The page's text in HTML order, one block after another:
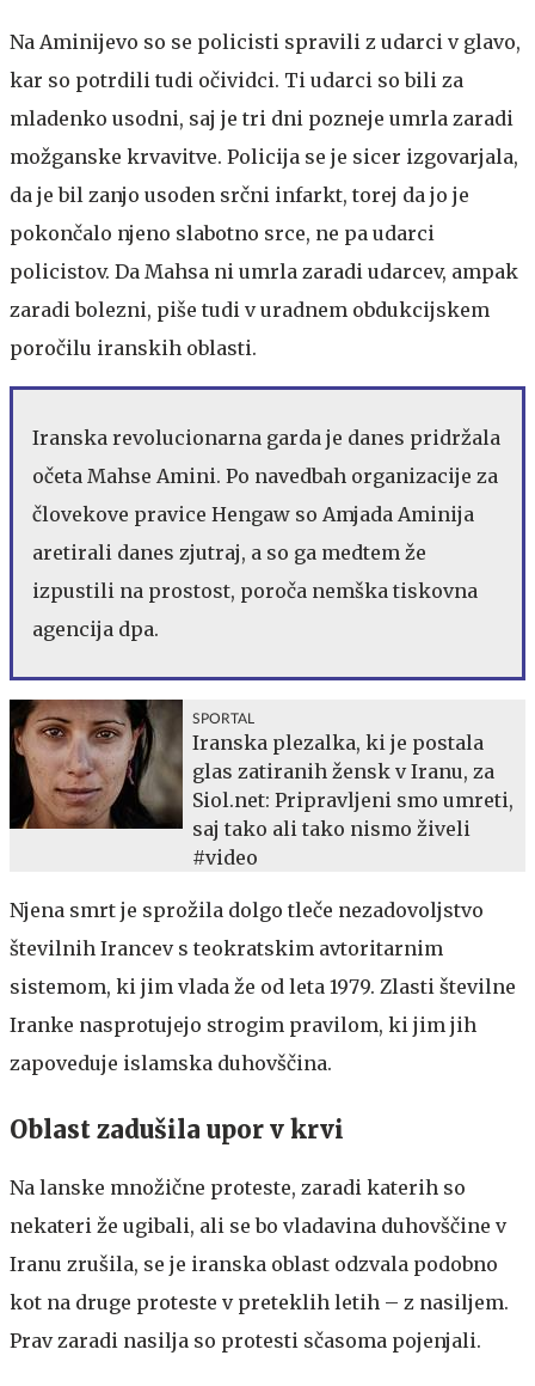
Na Aminijevo so se policisti spravili z udarci v glavo,
kar so potrdili tudi očividci. Ti udarci so bili za
mladenko usodni, saj je tri dni pozneje umrla zaradi
možganske krvavitve. Policija se je sicer izgovarjala,
da je bil zanjo usoden srčni infarkt, torej da jo je
pokončalo njeno slabotno srce, ne pa udarci
policistov. Da Mahsa ni umrla zaradi udarcev, ampak
zaradi bolezni, piše tudi v uradnem obdukcijskem
poročilu iranskih oblasti.
Iranska revolucionarna garda je danes pridržala
očeta Mahse Amini. Po navedbah organizacije za
človekove pravice Hengaw so Amjada Aminija
aretirali danes zjutraj, a so ga medtem že
izpustili na prostost, poroča nemška tiskovna
agencija dpa.
SPORTAL
Iranska plezalka, ki je postala
glas zatiranih žensk v Iranu, za
Siol.net: Pripravljeni smo umreti,
saj tako ali tako nismo živeli
#video
Njena smrt je sprožila dolgo tleče nezadovoljstvo
številnih Irancev s teokratskim avtoritarnim
sistemom, ki jim vlada že od leta 1979. Zlasti številne
Iranke nasprotujejo strogim pravilom, ki jim jih
zapoveduje islamska duhovščina.
Oblast zadušila upor v krvi
Na lanske množične proteste, zaradi katerih so
nekateri že ugibali, ali se bo vladavina duhovščine v
Iranu zrušila, se je iranska oblast odzvala podobno
kot na druge proteste v preteklih letih – z nasiljem.
Prav zaradi nasilja so protesti sčasoma pojenjali.